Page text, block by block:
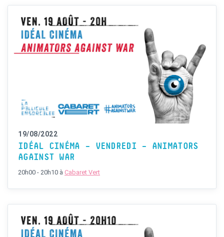
19/08/2022
IDÉAL CINÉMA – VENDREDI – ANIMATORS
AGAINST WAR
20h00 - 20h10 à Cabaret Vert